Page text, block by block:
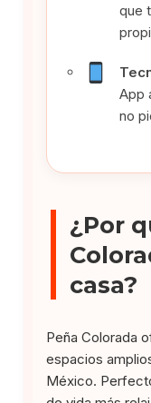
que
App
no
¿Por
casa?
Peña Colorada
espacios
México.